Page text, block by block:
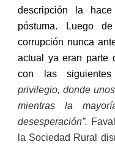
descripción la
póstuma. Luego
corrupción nunca
actual ya eran parte
con las siguientes
privilegio, donde
mientras la
desesperación”.
la Sociedad Rural